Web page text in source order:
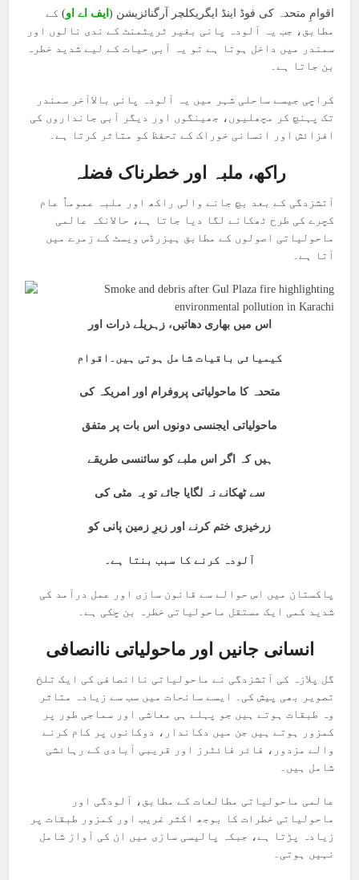
اقوامِ متحدہ کی فوڈ اینڈ ایگریکلچر آرگنائزیشن ( ایف اے او) کے
مطابق، جب یہ آلودہ پانی بغیر ٹریٹمنٹ کے ندی نالوں اور
سمندر میں داخل ہوتا ہے تو یہ آبی حیات کے لیے شدید خطرہ
بن جاتا ہے۔
کراچی جیسے ساحلی شہر میں یہ آلودہ پانی بالاآخر سمندر
تک پہنچ کر مچھلیوں، جھینگوں اور دیگر آبی جانداروں کی
افزائش اور انسانی خوراک کے تحفظ کو متاثر کرتا ہے۔
راکھ، ملبہ اور خطرناک فضلہ
آتشزدگی کے بعد بچ جانے والی راکھ اور ملبہ عموماً عام
کچرے کی طرح ٹھکانے لگا دیا جاتا ہے، حالانکہ عالمی
ماحولیاتی اصولوں کے مطابق ہیزرڈس ویسٹ کے زمرے میں
آتا ہے۔
اس میں بھاری دھاتیں، زہریلے ذرات اور
کیمیائی باقیات شامل ہوتی ہیں۔اقوام
متحدہ کا ماحولیاتی پروفرام اور امریکہ کی
ماحولیاتی ایجنسی دونوں اس بات پر متفق
ہیں کہ اگر اس ملبے کو سائنسی طریقے
سے ٹھکانے نہ لگایا جائے تو یہ مٹی کی
زرخیزی ختم کرنے اور زیرِ زمین پانی کو
آلودہ کرنے کا سبب بنتا ہے۔
پاکستان میں اس حوالے سے قانون سازی اور عمل درآمد کی
شدید کمی ایک مستقل ماحولیاتی خطرہ بن چکی ہے۔
انسانی جانیں اور ماحولیاتی ناانصافی
گل پلازہ کی آتشزدگی نے ماحولیاتی ناانصافی کی ایک تلخ
تصویر بھی پیش کی۔ ایسے سانحات میں سب سے زیادہ متاثر
وہ طبقات ہوتے ہیں جو پہلے ہی معاشی اور سماجی طور پر
کمزور ہوتے ہیں جن میں دکاندار، دوکانوں پر کام کرنے
والے مزدور، فائر فائٹرز اور قریبی آبادی کے رہائشی
شامل ہیں۔
عالمی ماحولیاتی مطالعات کے مطابق، آلودگی اور
ماحولیاتی خطرات کا بوجھ اکثر غریب اور کمزور طبقات پر
زیادہ پڑتا ہے، جبکہ پالیسی سازی میں ان کی آواز شامل
نہیں ہوتی۔